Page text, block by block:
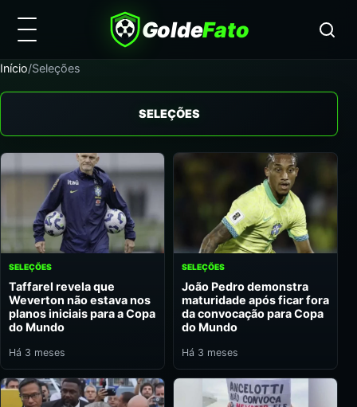
GoldeFato
Início/Seleções
SELEÇÕES
SELEÇÕES
Taffarel revela que
Weverton não estava nos
planos iniciais para a Copa
do Mundo
Há 3 meses
SELEÇÕES
João Pedro demonstra
maturidade após ficar fora
da convocação para Copa
do Mundo
Há 3 meses